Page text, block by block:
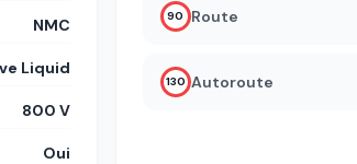
NMC
Liquid
800 V
Oui
90 Route
130 Autoroute